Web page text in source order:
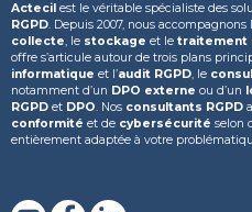
Actecil est le véritable spécialiste des
RGPD. Depuis 2007, nous
collecte, le stockage et le traitement
offre s’articule autour de trois plans
informatique et l’audit RGPD, le
notamment d’un DPO externe ou d’un
RGPD et DPO. Nos consultants RGPD
conformité et de cybersécurité selon
entièrement adaptée à votre